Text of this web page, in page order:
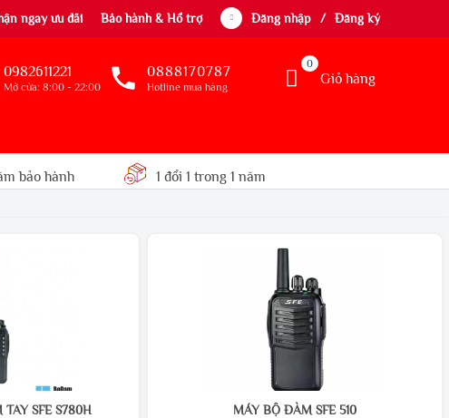
ngay ưu đãi Bảo hành & Hổ trợ Đăng nhập / Đăng ký
0982611221
Mở cửa: 8:00 - 22:00
0888170787
Hotline mua hàng Giỏ hàng
0
bảo hành 1 đổi 1 trong 1 năm
SFE S780H MÁY BỘ ĐÀM SFE 510